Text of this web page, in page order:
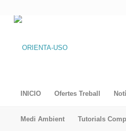
INICIO Ofertes Treball
Medi Ambient Tutorials